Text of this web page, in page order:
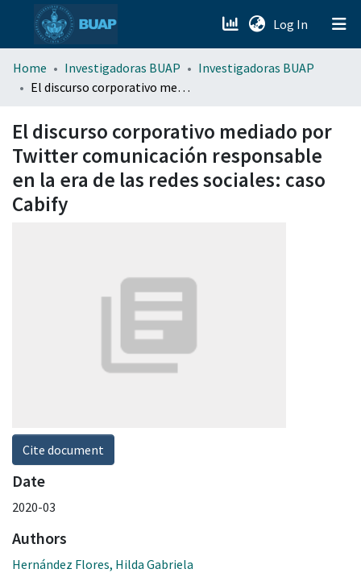
Log In (current)
menu.section.about_menu
Home Investigadoras BUAP
Investigadoras BUAP
El discurso corporativo mediado por Twitter comunicación responsable en la era de las redes sociales: caso Cabify
El discurso corporativo mediado por
Twitter comunicación responsable
en la era de las redes sociales: caso
Cabify
Cite document
Date
2020-03
Authors
Hernández Flores, Hilda Gabriela